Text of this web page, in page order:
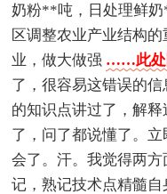
奶粉**吨，日处理鲜
区调整农业产业结构
业，做大做强 ……此处
了，很容易这错误的
的知识点讲过了，解
了，问了都说懂了。
会了。汗。我觉得两
记，熟记技术点精髓